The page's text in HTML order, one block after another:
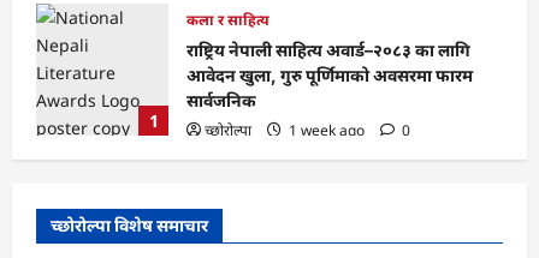
1
कला र साहित्य
राष्ट्रिय नेपाली साहित्य अवार्ड–२०८३ का लागि
आवेदन खुला, गुरु पूर्णिमाको अवसरमा फारम
सार्वजनिक
च्छोरोल्पा
1 week ago 0
च्छोरोल्पा विशेष समाचार